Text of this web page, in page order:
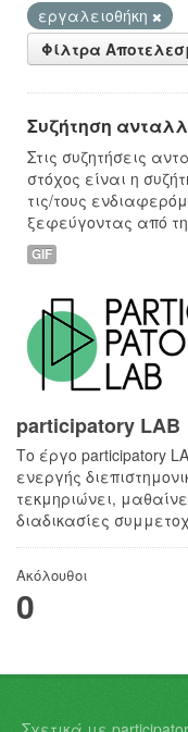
εργαλειοθήκη
Φίλτρα
Συζήτηση
Στις συζητήσεις
στόχος είναι η
τις/τους
ξεφεύγοντας από
GIF
participatory LAB
Το έργο participatory
ενεργής
τεκμηριώνει,
διαδικασίες
Ακόλουθοι
0